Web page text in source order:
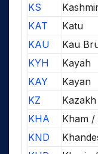
KS
KAT
Katu
KAU
Kau
KYH
Kayah
KAY
Kayan
KZ
Kazakh
KHA
Kham /
KND